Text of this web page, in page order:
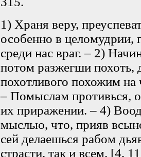
1) Храня веру,
особенно в целомудрии,
среди нас враг. – 2)
потом разжегши похоть,
похотливого похожим на
– Помыслам противься,
их приражении. – 4)
мыслью, что, прияв
сей делаешься рабом
страсти, так и всем. [4,